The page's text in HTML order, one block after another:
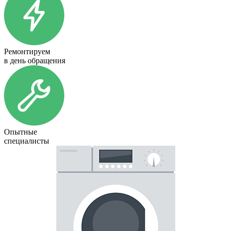
Ремонтируем
в день обращения
Опытные
специалисты